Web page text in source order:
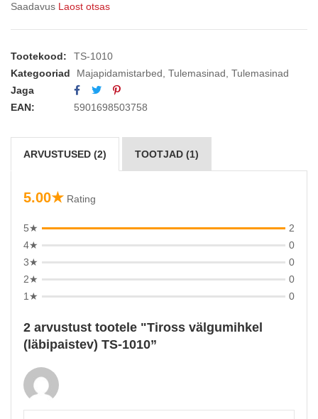
Saadavus Laost otsas
Tootekood:
TS-1010
Kategooriad
Majapidamistarbed Tulemasinad Tulemasinad
Jaga
EAN:
5901698503758
ARVUSTUSED (2) TOOTJAD (1)
5.00★ Rating
5★
2
4★
0
3★
0
2★
0
1★
0
2 arvustust tootele
Tiross välgumihkel
(läbipaistev) TS-1010